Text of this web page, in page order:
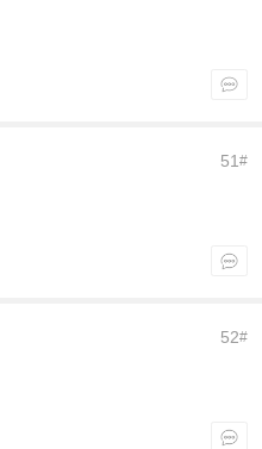
51#
52#